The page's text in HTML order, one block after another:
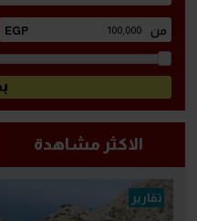
الاكثر مشاهدة
تقارير